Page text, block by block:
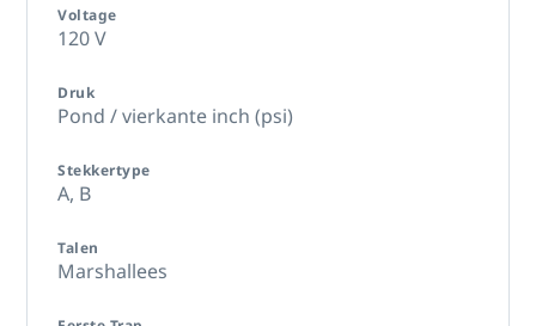
Voltage
120 V
Druk
Pond / vierkante inch (psi)
Stekkertype
A, B
Talen
Marshallees